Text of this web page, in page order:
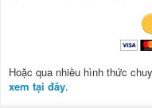
Hoặc qua nhiều hình thức
xem tại đây.